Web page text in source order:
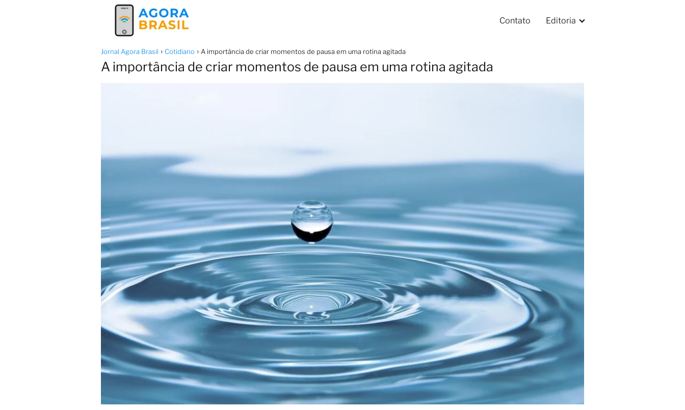
Contato Editoria
Jornal Agora Brasil Cotidiano A importância de criar momentos de pausa em uma rotina agitada
A importância de criar momentos de pausa em uma rotina agitada